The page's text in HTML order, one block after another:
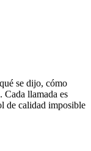
se dijo, cómo
llamada es
de calidad imposible